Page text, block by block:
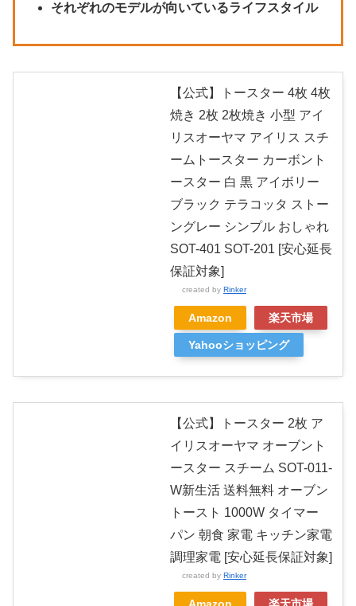
それぞれのモデルが向いているライフスタイル
【公式】トースター 4枚 4枚
焼き 2枚 2枚焼き 小型 アイ
リスオーヤマ アイリス スチ
ームトースター カーボント
ースター 白 黒 アイボリー
ブラック テラコッタ ストー
ングレー シンプル おしゃれ
SOT-401 SOT-201 [安心延長
保証対象]
created by Rinker
Amazon 楽天市場
Yahooショッピング
【公式】トースター 2枚 ア
イリスオーヤマ オーブント
ースター スチーム SOT-011-
W新生活 送料無料 オーブン
トースト 1000W タイマー
パン 朝食 家電 キッチン家電
調理家電 [安心延長保証対象]
created by Rinker
Amazon 楽天市場